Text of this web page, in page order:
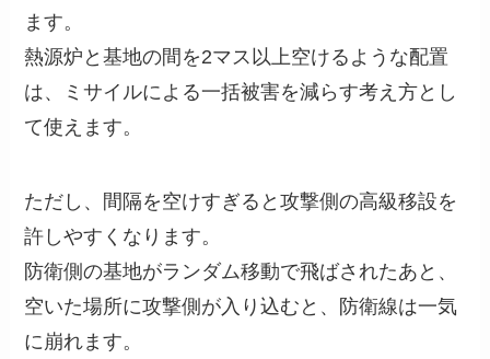
ます。
熱源炉と基地の間を2マス以上空けるような配置
は、ミサイルによる一括被害を減らす考え方とし
て使えます。
ただし、間隔を空けすぎると攻撃側の高級移設を
許しやすくなります。
防衛側の基地がランダム移動で飛ばされたあと、
空いた場所に攻撃側が入り込むと、防衛線は一気
に崩れます。